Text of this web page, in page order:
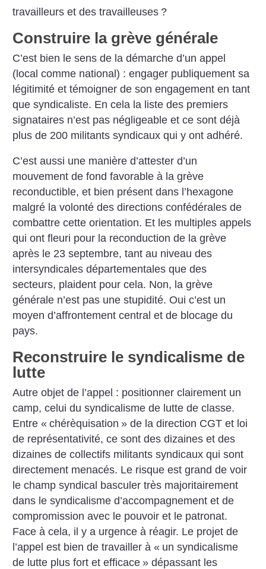
travailleurs et des travailleuses ?
Construire la grève générale
C’est bien le sens de la démarche d’un appel
(local comme national) : engager publiquement sa
légitimité et témoigner de son engagement en tant
que syndicaliste. En cela la liste des premiers
signataires n’est pas négligeable et ce sont déjà
plus de 200 militants syndicaux qui y ont adhéré.
C’est aussi une manière d’attester d’un
mouvement de fond favorable à la grève
reconductible, et bien présent dans l’hexagone
malgré la volonté des directions confédérales de
combattre cette orientation. Et les multiples appels
qui ont fleuri pour la reconduction de la grève
après le 23 septembre, tant au niveau des
intersyndicales départementales que des
secteurs, plaident pour cela. Non, la grève
générale n’est pas une stupidité. Oui c’est un
moyen d’affrontement central et de blocage du
pays.
Reconstruire le syndicalisme de
lutte
Autre objet de l’appel : positionner clairement un
camp, celui du syndicalisme de lutte de classe.
Entre « chérèquisation » de la direction CGT et loi
de représentativité, ce sont des dizaines et des
dizaines de collectifs militants syndicaux qui sont
directement menacés. Le risque est grand de voir
le champ syndical basculer très majoritairement
dans le syndicalisme d’accompagnement et de
compromission avec le pouvoir et le patronat.
Face à cela, il y a urgence à réagir. Le projet de
l’appel est bien de travailler à « un syndicalisme
de lutte plus fort et efficace » dépassant les